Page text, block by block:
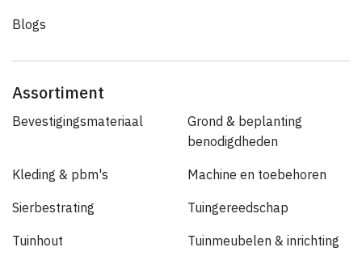
Blogs
Assortiment
Bevestigingsmateriaal
Grond & beplanting
benodigdheden
Kleding & pbm's Machine en toebehoren
Sierbestrating Tuingereedschap
Tuinhout Tuinmeubelen & inrichting